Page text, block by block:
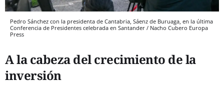
Pedro Sánchez con la presidenta de Cantabria, Sáenz de Buruaga, en la última
Conferencia de Presidentes celebrada en Santander / Nacho Cubero Europa
Press
A la cabeza del crecimiento de la
inversión